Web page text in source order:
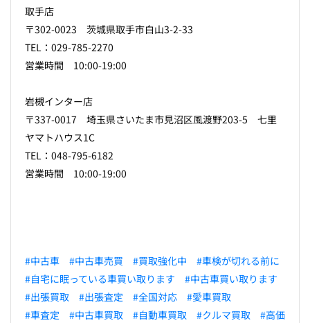
取手店
〒302-0023 茨城県取手市白山3-2-33
TEL：029-785-2270
営業時間 10:00-19:00
岩槻インター店
〒337-0017 埼玉県さいたま市見沼区風渡野203-5 七里
ヤマトハウス1C
TEL：048-795-6182
営業時間 10:00-19:00
#中古車 #中古車売買 #買取強化中
#車検が切れる前に
#自宅に眠っている車買い取ります
#中古車買い取ります
#出張買取
#出張査定 #全国対応
#愛車買取
#車査定
#中古車買取 #自動車買取 #クルマ買取
#高価